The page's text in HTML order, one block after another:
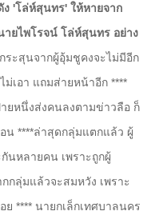
ง 'โล่ห์สุนทร' ให้หายจาก
ายไพโรจน์ โล่ห์สุนทร อย่าง
ระสุนจากผู้อุ้มชูคงจะไม่มีอีก
เอา แถมส่ายหน้าอีก ****
ยหนึ่งส่งคนลงตามข่าวลือ ก็
น ****ล่าสุดกลุ่มแตกแล้ว ผู้
นหลายคน เพราะถูกผู้
กลุ่มแล้วจะสมหวัง เพราะ
**** นายกเล็กเทศบาลนคร